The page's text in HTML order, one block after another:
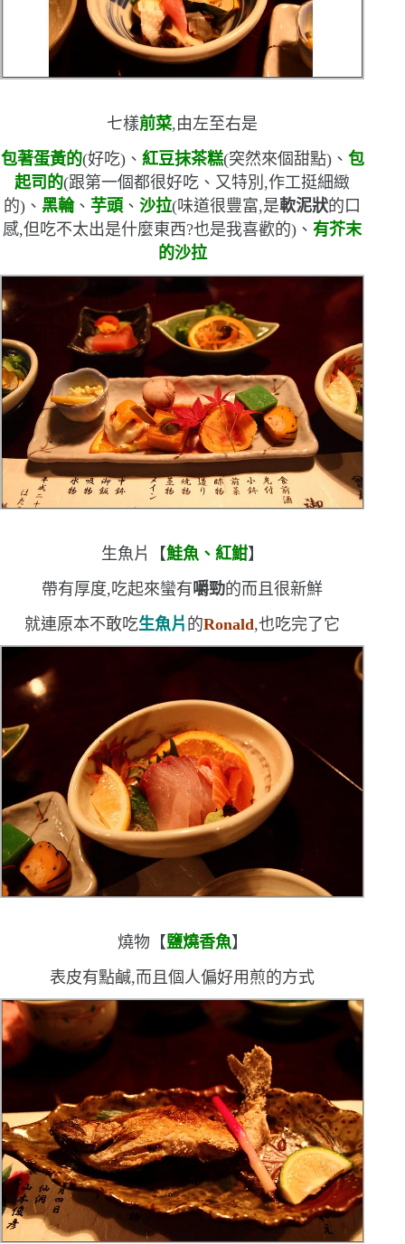
七樣前菜,由左至右是
包著蛋黃的(好吃)、 紅豆抹茶糕(突然來個甜點)、 包
起司的(跟第一個都很好吃、又特別,作工挺細緻
的) 、 黑輪、 芋頭 、沙拉(味道很豐富,是軟泥狀的口
感,但吃不太出是什麼東西?也是我喜歡的) 、有芥末
的沙拉
生魚片【鮭魚、紅魽】
帶有厚度,吃起來蠻有嚼勁的而且很新鮮
就連原本不敢吃生魚片 的Ronald,也吃完了它
燒物【鹽燒香魚】
表皮有點鹹,而且個人偏好用煎的方式